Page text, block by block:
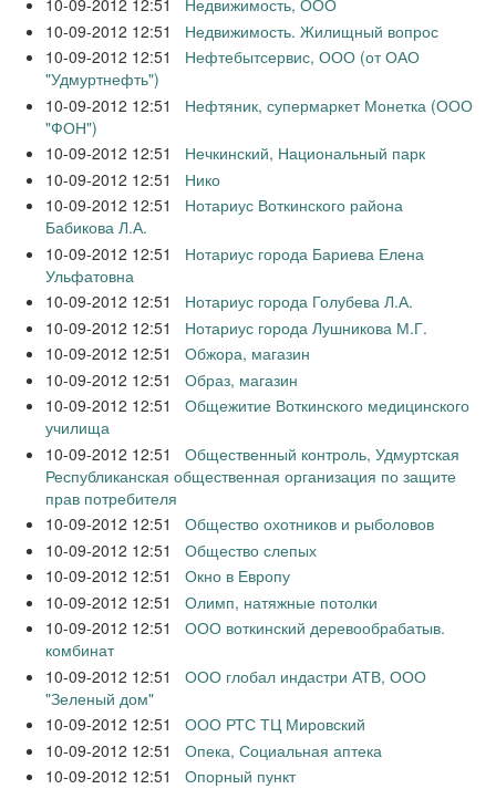
10-09-2012 12:51
Недвижимость, ООО
10-09-2012 12:51
Недвижимость. Жилищный вопрос
10-09-2012 12:51
Нефтебытсервис, ООО (от ОАО
"Удмуртнефть")
10-09-2012 12:51
Нефтяник, супермаркет Монетка (ООО
"ФОН")
10-09-2012 12:51
Нечкинский, Национальный парк
10-09-2012 12:51
Нико
10-09-2012 12:51
Нотариус Воткинского района
Бабикова Л.А.
10-09-2012 12:51
Нотариус города Бариева Елена
Ульфатовна
10-09-2012 12:51
Нотариус города Голубева Л.А.
10-09-2012 12:51
Нотариус города Лушникова М.Г.
10-09-2012 12:51
Обжора, магазин
10-09-2012 12:51
Образ, магазин
10-09-2012 12:51
Общежитие Воткинского медицинского
училища
10-09-2012 12:51
Общественный контроль, Удмуртская
Республиканская общественная организация по защите
прав потребителя
10-09-2012 12:51
Общество охотников и рыболовов
10-09-2012 12:51
Общество слепых
10-09-2012 12:51
Окно в Европу
10-09-2012 12:51
Олимп, натяжные потолки
10-09-2012 12:51
ООО воткинский деревообрабатыв.
комбинат
10-09-2012 12:51
ООО глобал индастри АТВ, ООО
"Зеленый дом"
10-09-2012 12:51
ООО РТС ТЦ Мировский
10-09-2012 12:51
Опека, Социальная аптека
10-09-2012 12:51
Опорный пункт